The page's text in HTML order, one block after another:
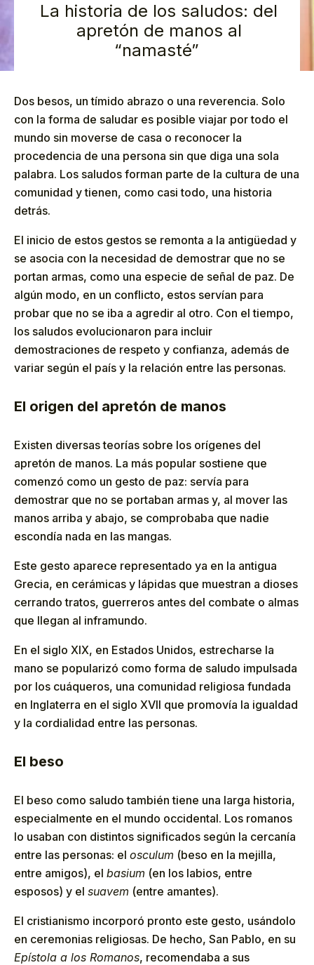
La historia de los saludos: del
apretón de manos al
“namasté”
Dos besos, un tímido abrazo o una reverencia. Solo
con la forma de saludar es posible viajar por todo el
mundo sin moverse de casa o reconocer la
procedencia de una persona sin que diga una sola
palabra. Los saludos forman parte de la cultura de una
comunidad y tienen, como casi todo, una historia
detrás.
El inicio de estos gestos se remonta a la antigüedad y
se asocia con la necesidad de demostrar que no se
portan armas, como una especie de señal de paz. De
algún modo, en un conflicto, estos servían para
probar que no se iba a agredir al otro. Con el tiempo,
los saludos evolucionaron para incluir
demostraciones de respeto y confianza, además de
variar según el país y la relación entre las personas.
El origen del apretón de manos
Existen diversas teorías sobre los orígenes del
apretón de manos. La más popular sostiene que
comenzó como un gesto de paz: servía para
demostrar que no se portaban armas y, al mover las
manos arriba y abajo, se comprobaba que nadie
escondía nada en las mangas.
Este gesto aparece representado ya en la antigua
Grecia, en cerámicas y lápidas que muestran a dioses
cerrando tratos, guerreros antes del combate o almas
que llegan al inframundo.
En el siglo XIX, en Estados Unidos, estrecharse la
mano se popularizó como forma de saludo impulsada
por los cuáqueros, una comunidad religiosa fundada
en Inglaterra en el siglo XVII que promovía la igualdad
y la cordialidad entre las personas.
El beso
El beso como saludo también tiene una larga historia,
especialmente en el mundo occidental. Los romanos
lo usaban con distintos significados según la cercanía
entre las personas: el osculum (beso en la mejilla,
entre amigos), el basium (en los labios, entre
esposos) y el suavem (entre amantes).
El cristianismo incorporó pronto este gesto, usándolo
en ceremonias religiosas. De hecho, San Pablo, en su
Epístola a los Romanos, recomendaba a sus